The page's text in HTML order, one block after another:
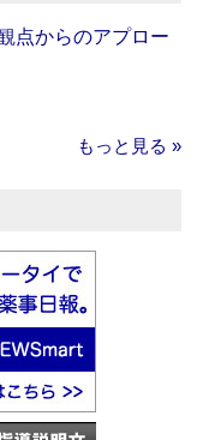
点からのアプロー
もっと見る »